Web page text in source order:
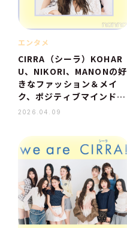
エンタメ
CIRRA（シーラ）KOHAR
U、NIKORI、MANONの好
きなファッション＆メイ
ク、ポジティブマインドの
秘訣は？
2026.04.09